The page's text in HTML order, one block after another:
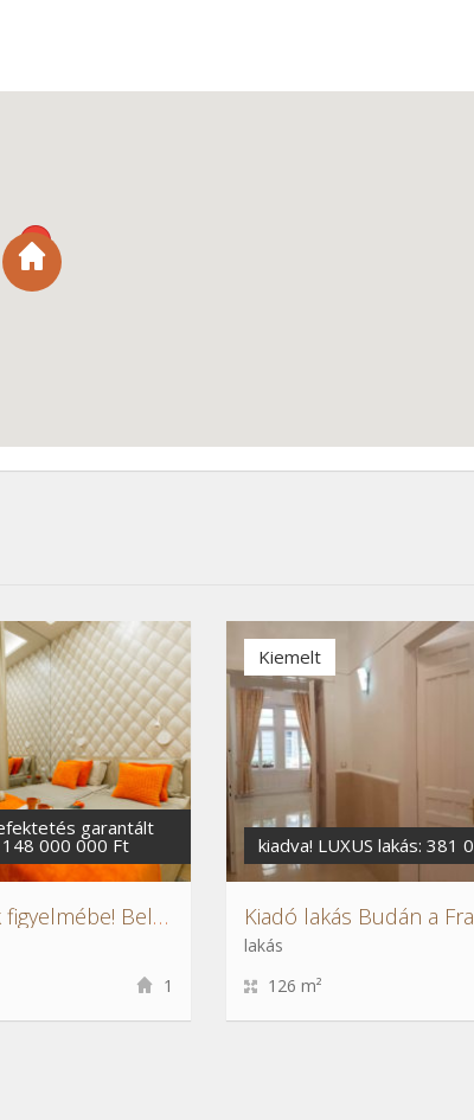
garantált
148 000 000 Ft
Befektetők figyelmébe! Belvárosi luxus apartmanok
1
kiadva! LUXUS lakás: 381
Kiemelt
lakás
126 m²